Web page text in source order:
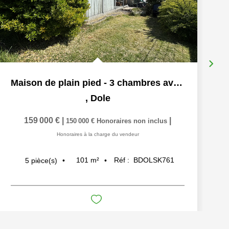
Maison de plain pied - 3 chambres avec terrain
, Dole
159 000 € 150 000 € Honoraires non inclus
Honoraires à la charge du vendeur
5 pièce(s) 101 m² Réf : BDOLSK761